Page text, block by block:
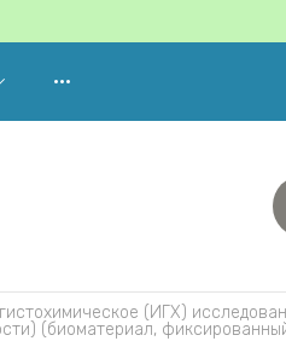
•••
(ИГХ)
(биоматериал,